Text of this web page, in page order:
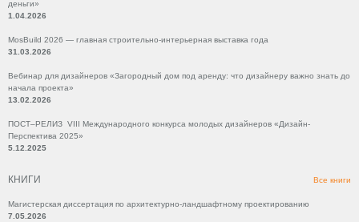
деньги»
1.04.2026
MosBuild 2026 — главная строительно-интерьерная выставка года
31.03.2026
Вебинар для дизайнеров «Загородный дом под аренду: что дизайнеру важно знать до
начала проекта»
13.02.2026
ПОСТ–РЕЛИЗ VIII Международного конкурса молодых дизайнеров «Дизайн-
Перспектива 2025»
5.12.2025
КНИГИ Все книги
Магистерская диссертация по архитектурно-ландшафтному проектированию
7.05.2026